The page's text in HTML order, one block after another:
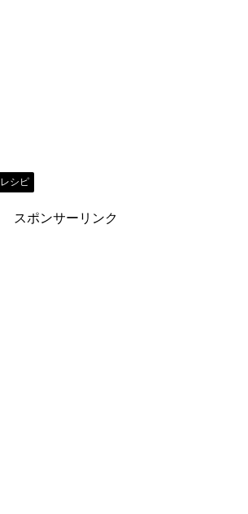
レシピ
スポンサーリンク